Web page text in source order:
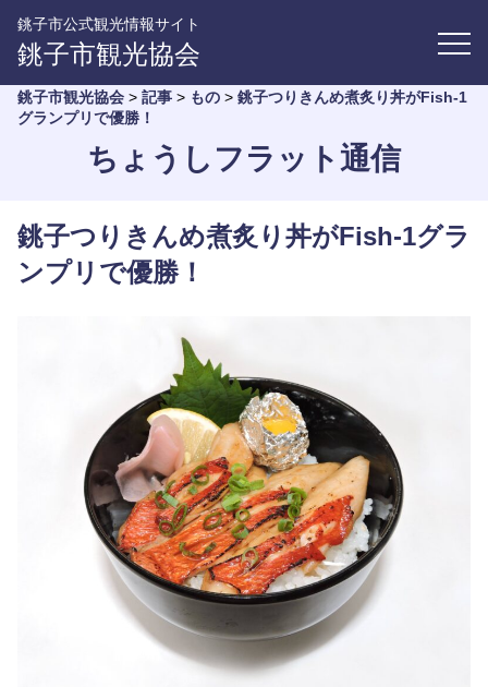
銚子市公式観光情報サイト
銚子市観光協会
銚子市観光協会 > 記事 > もの > 銚子つりきんめ煮炙り丼がFish-1
グランプリで優勝！
ちょうしフラット通信
銚子つりきんめ煮炙り丼がFish-1グラ
ンプリで優勝！